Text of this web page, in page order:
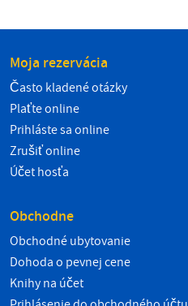
Moja rezervácia
Často kladené otázky
Plaťte online
Prihláste sa online
Zrušiť online
Účet hosťa
Obchodne
Obchodné ubytovanie
Dohoda o pevnej cene
Knihy na účet